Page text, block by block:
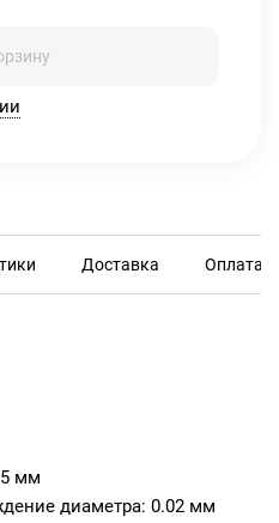
Доставка Оплата
мм
диаметра: 0.02 мм